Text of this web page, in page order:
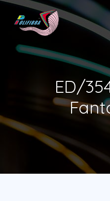
contenido
ED/